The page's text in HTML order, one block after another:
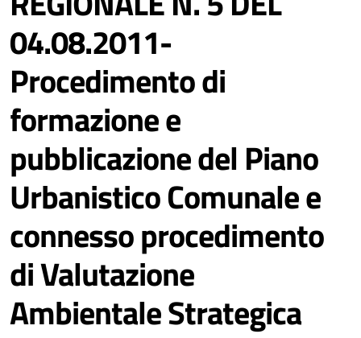
04.08.2011-
Procedimento di
formazione e
pubblicazione del Piano
Urbanistico Comunale e
connesso procedimento
di Valutazione
Ambientale Strategica